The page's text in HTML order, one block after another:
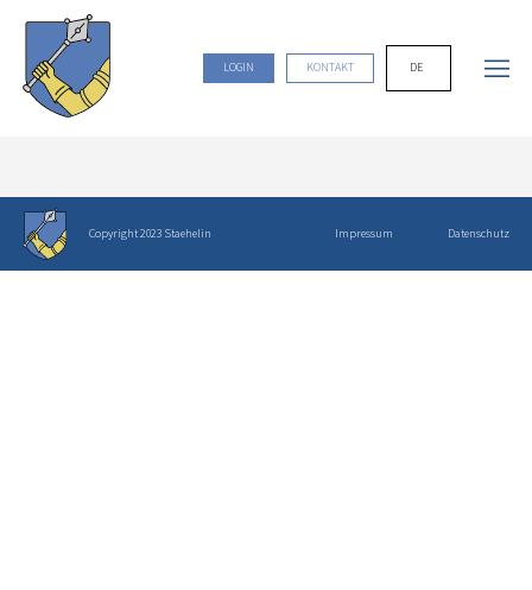
LOGIN KONTAKT DE
Copyright 2023 Staehelin Impressum Datenschutz